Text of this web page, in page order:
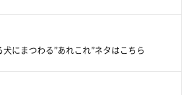
にまつわる”あれこれ”ネタはこちら